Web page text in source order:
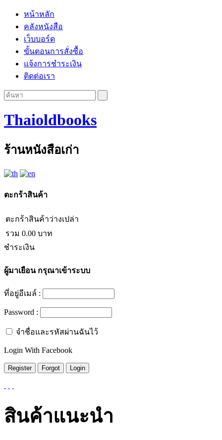
หน้าหลัก
คลังหนังสือ
เว็บบอร์ด
ขั้นตอนการสั่งซื้อ
แจ้งการชำระเงิน
ติดต่อเรา
Thaioldbooks
ร้านหนังสือเก่า
ตะกร้าสินค้า
ตะกร้าสินค้าว่างเปล่า
รวม 0.00 บาท
ชำระเงิน
ผู้มาเยือนกรุณาเข้าระบบ
ที่อยู่อีเมล์ :
Password :
จำชื่อและรหัสผ่านฉันไว้
Login With Facebook
สินค้าแนะนำ